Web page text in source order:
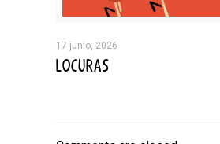
17 junio, 2026
LOCURAS